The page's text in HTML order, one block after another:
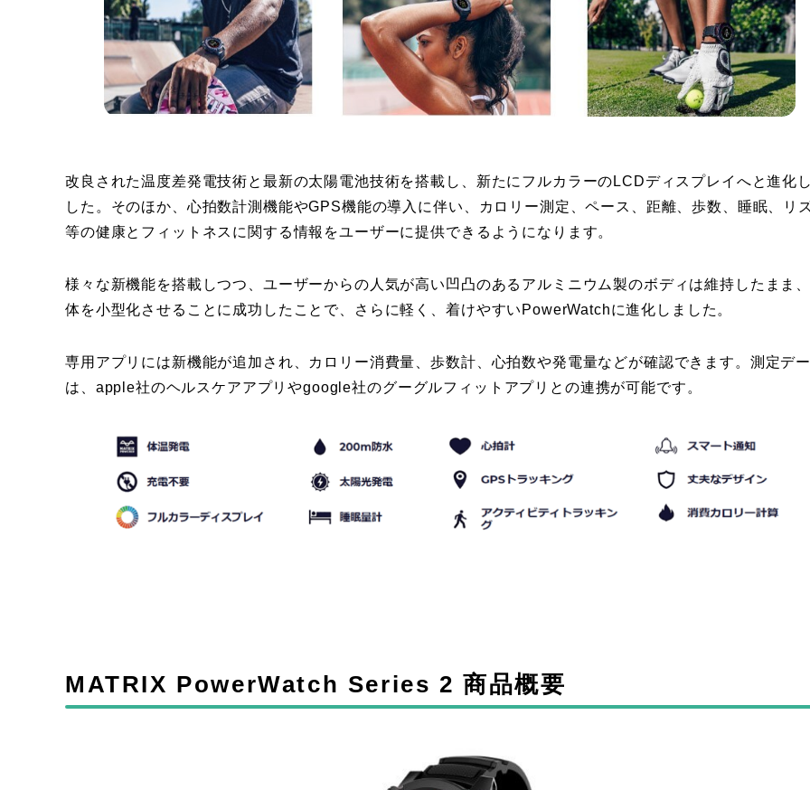
改良された温度差発電技術と最新の太陽電池技術を搭載し、新たにフルカラーのLCDディスプレイへと進化
した。そのほか、心拍数計測機能やGPS機能の導入に伴い、カロリー測定、ペース、距離、歩数、睡眠、リ
等の健康とフィットネスに関する情報をユーザーに提供できるようになります。
様々な新機能を搭載しつつ、ユーザーからの人気が高い凹凸のあるアルミニウム製のボディは維持したまま
体を小型化させることに成功したことで、さらに軽く、着けやすいPowerWatchに進化しました。
専用アプリには新機能が追加され、カロリー消費量、歩数計、心拍数や発電量などが確認できます。測定デ
は、apple社のヘルスケアアプリやgoogle社のグーグルフィットアプリとの連携が可能です。
MATRIX PowerWatch Series 2 商品概要